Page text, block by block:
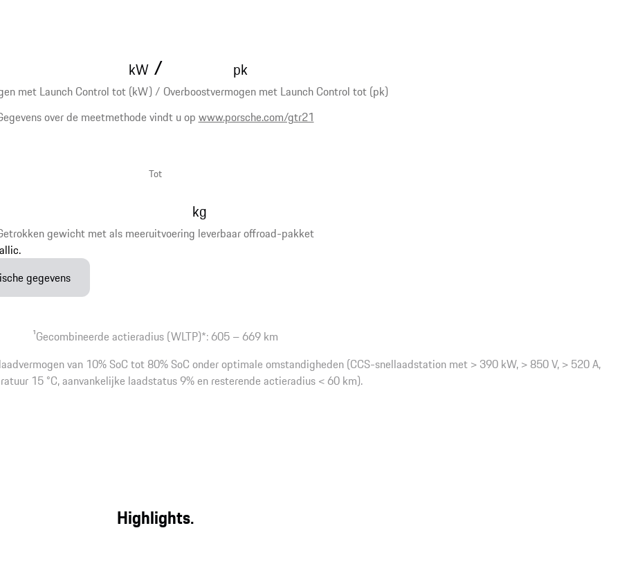
met Launch Control tot (kW) / Overboostvermogen met Launch Control tot (pk)
over de meetmethode vindt u op www.porsche.com/gtr21
kW / pk
gewicht met als meeruitvoering leverbaar offroad-pakket
Tot
kg
gegevens
1Gecombineerde actieradius (WLTP)*: 605 – 669 km
van 10% SoC tot 80% SoC onder optimale omstandigheden (CCS-snellaadstation met > 390 kW, > 850 V, > 520 A,
15 °C, aanvankelijke laadstatus 9% en resterende actieradius < 60 km).
Highlights.